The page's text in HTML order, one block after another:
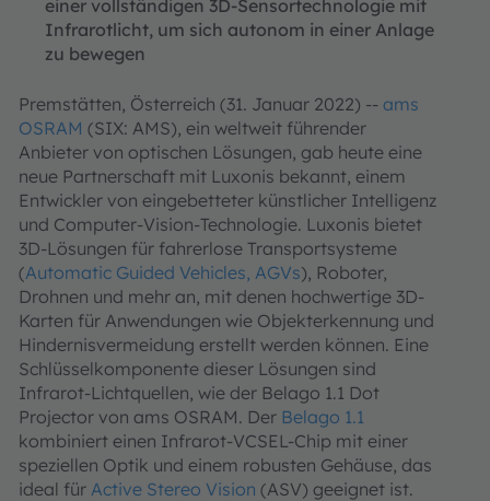
einer vollständigen 3D-Sensortechnologie mit
Infrarotlicht, um sich autonom in einer Anlage
zu bewegen
Premstätten, Österreich (31. Januar 2022) -- ams
OSRAM (SIX: AMS), ein weltweit führender
Anbieter von optischen Lösungen, gab heute eine
neue Partnerschaft mit Luxonis bekannt, einem
Entwickler von eingebetteter künstlicher Intelligenz
und Computer-Vision-Technologie. Luxonis bietet
3D-Lösungen für fahrerlose Transportsysteme
(Automatic Guided Vehicles, AGVs), Roboter,
Drohnen und mehr an, mit denen hochwertige 3D-
Karten für Anwendungen wie Objekterkennung und
Hindernisvermeidung erstellt werden können. Eine
Schlüsselkomponente dieser Lösungen sind
Infrarot-Lichtquellen, wie der Belago 1.1 Dot
Projector von ams OSRAM. Der Belago 1.1
kombiniert einen Infrarot-VCSEL-Chip mit einer
speziellen Optik und einem robusten Gehäuse, das
ideal für Active Stereo Vision (ASV) geeignet ist.